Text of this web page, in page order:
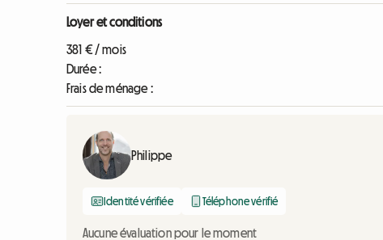
Loyer et conditions
381 € / mois
Durée :
Frais de ménage :
Philippe
Identité vérifiée Téléphone vérifié
Aucune évaluation pour le moment